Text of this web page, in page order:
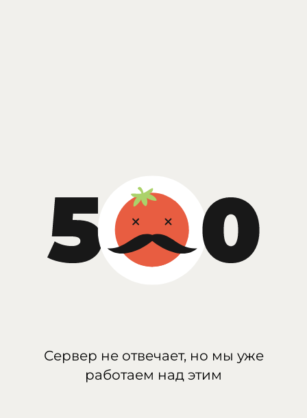
Сервер не отвечает, но мы уже
работаем над этим